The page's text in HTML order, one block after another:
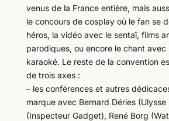
venus de la France entière, mais
le concours de cosplay où le fan se
héros, la vidéo avec le sentaï, films
parodiques, ou encore le chant avec
karaoké. Le reste de la convention
de trois axes :
– les conférences et autres
marque avec Bernard Déries (Ulysse
(Inspecteur Gadget), René Borg